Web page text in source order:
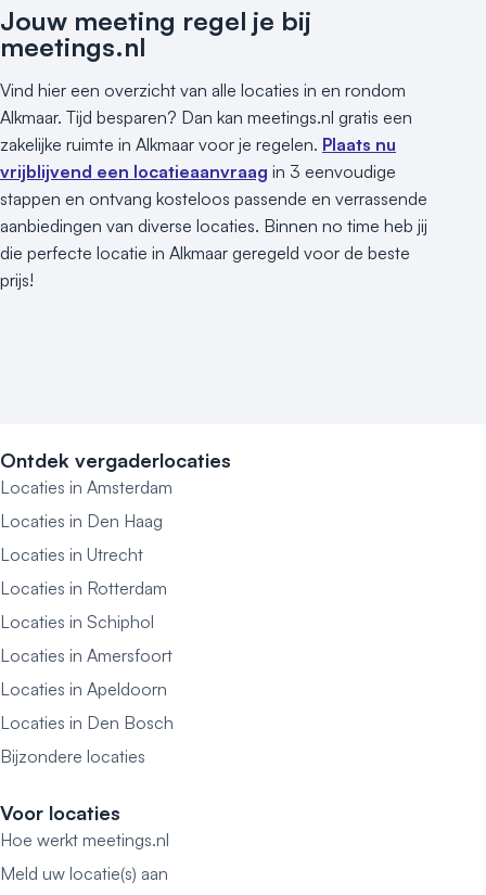
Jouw meeting regel je bij
meetings.nl
Vind hier een overzicht van alle locaties in en rondom
Alkmaar. Tijd besparen? Dan kan meetings.nl gratis een
zakelijke ruimte in Alkmaar voor je regelen. Plaats nu
vrijblijvend een locatieaanvraag in 3 eenvoudige
stappen en ontvang kosteloos passende en verrassende
aanbiedingen van diverse locaties. Binnen no time heb jij
die perfecte locatie in Alkmaar geregeld voor de beste
prijs!
Ontdek vergaderlocaties
Locaties in Amsterdam
Locaties in Den Haag
Locaties in Utrecht
Locaties in Rotterdam
Locaties in Schiphol
Locaties in Amersfoort
Locaties in Apeldoorn
Locaties in Den Bosch
Bijzondere locaties
Voor locaties
Hoe werkt meetings.nl
Meld uw locatie(s) aan